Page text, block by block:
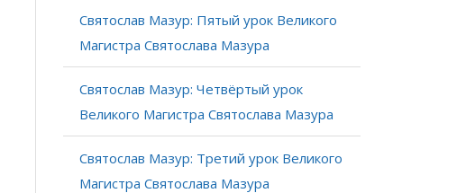
Святослав Мазур: Пятый урок Великого
Магистра Святослава Мазура
Святослав Мазур: Четвёртый урок
Великого Магистра Святослава Мазура
Святослав Мазур: Третий урок Великого
Магистра Святослава Мазура